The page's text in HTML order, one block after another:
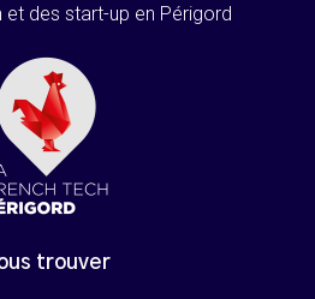
et des start-up en Périgord
trouver